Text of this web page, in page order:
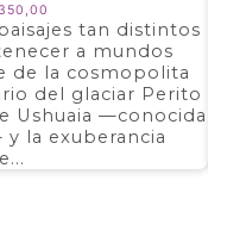
de
precios:
desde
$ 2.690,00
hasta
$ 5.350,00
tan distintos
a mundos
de la cosmopolita
del glaciar Perito
Ushuaia —conocida
la exuberancia